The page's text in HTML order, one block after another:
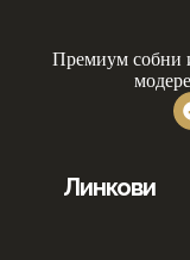
Премиум собни
Линкови